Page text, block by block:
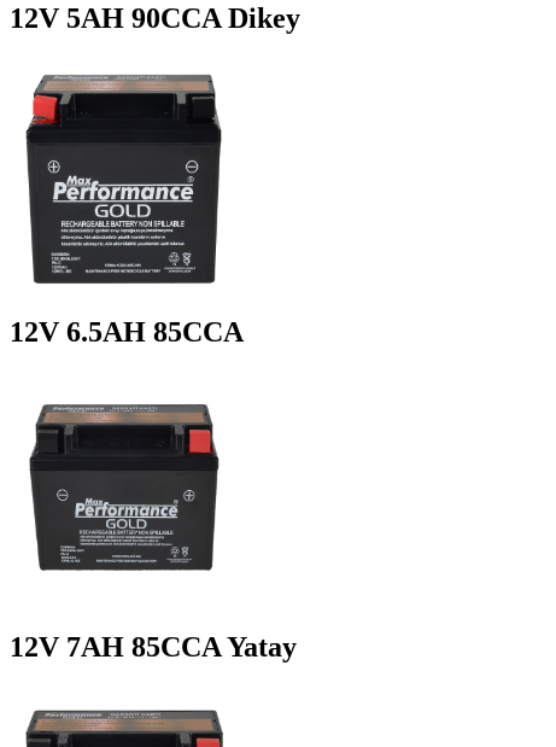
12V 5AH 90CCA Dikey
12V 6.5AH 85CCA
12V 7AH 85CCA Yatay